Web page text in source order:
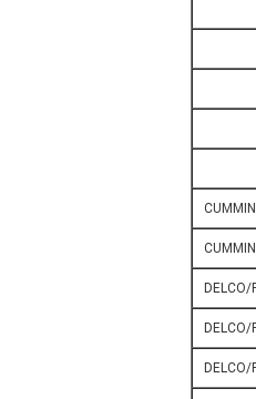
DELCO/
DELCO/
DELCO/